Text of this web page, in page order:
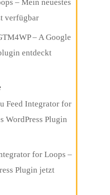
– Mein neuestes
verfügbar
– A Google
entdeckt
Feed Integrator for
WordPress Plugin
for Loops –
Plugin jetzt